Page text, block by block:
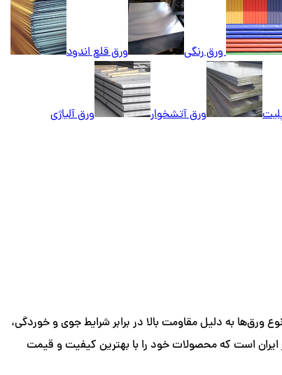
ورق رنگی ورق قلع اندود
ورق آتشخوار ورق آلیاژی
به دلیل مقاومت بالا در برابر شرایط جوی و خوردگی،
ایران است که محصولات خود را با بهترین کیفیت و قیمت